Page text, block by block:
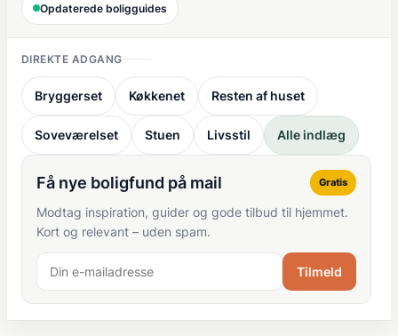
Opdaterede boligguides
DIREKTE ADGANG
Bryggerset Køkkenet Resten af huset
Soveværelset Stuen Livsstil Alle indlæg
Få nye boligfund på mail Gratis
Modtag inspiration, guider og gode tilbud til hjemmet.
Kort og relevant – uden spam.
Tilmeld